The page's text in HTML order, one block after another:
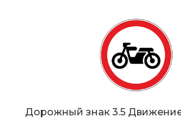
Дорожный знак 3.5